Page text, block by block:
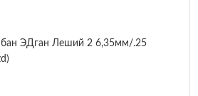
ЭДган Леший 2 6,35мм/.25